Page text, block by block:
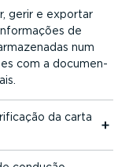
gerir e exportar
de
num
com a documen­
da carta